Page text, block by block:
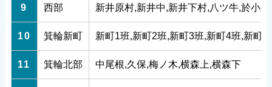
9 西部 新井原村,新井中,新井下村,八ツ牛,於小
10 箕輪新町 新町1班,新町2班,新町3班,新町4班,新町5
11 箕輪北部 中尾根,久保,梅ノ木,横森上,横森下